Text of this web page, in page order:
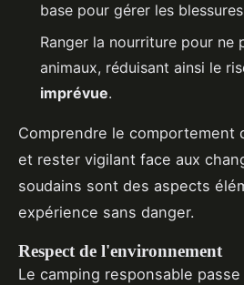
base pour gérer les
Ranger la nourriture pour ne
animaux, réduisant ainsi le
imprévue.
Comprendre le comportement
et rester vigilant face aux
soudains sont des aspects
expérience sans danger.
Respect de l'environnement
Le camping responsable